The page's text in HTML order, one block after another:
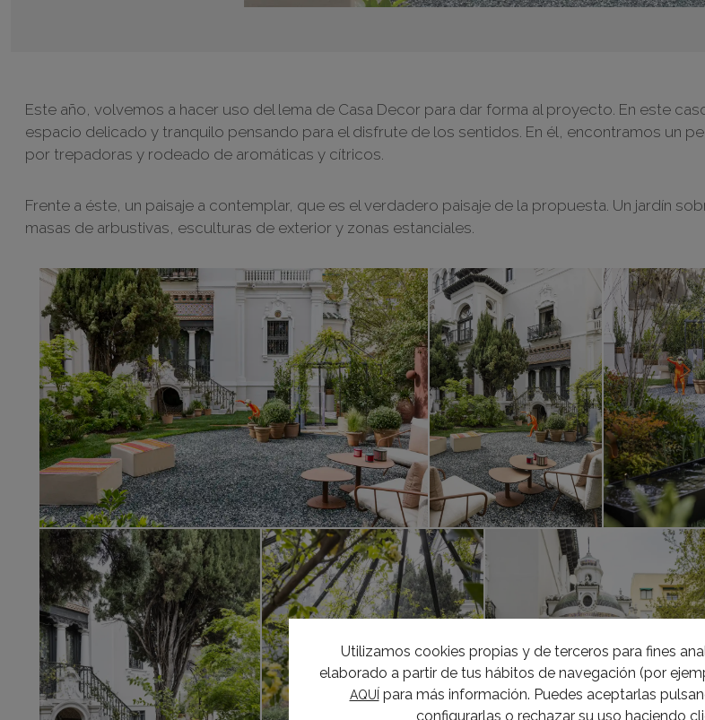
Este año, volvemos a hacer uso del lema de Casa Decor para dar forma al proyecto. En este
espacio delicado y tranquilo pensando para el disfrute de los sentidos. En él, encontramos un
por trepadoras y rodeado de aromáticas y cítricos.
Frente a éste, un paisaje a contemplar, que es el verdadero paisaje de la propuesta. Un jardín
masas de arbustivas, esculturas de exterior y zonas estanciales.
Utilizamos cookies propias y de terceros para fines
elaborado a partir de tus hábitos de navegación (por
AQUÍ para más información. Puedes aceptarlas
configurarlas o rechazar su uso haciendo